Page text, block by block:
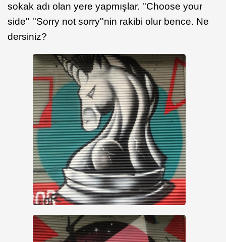
sokak adı olan yere yapmışlar. ''Choose your
side'' ''Sorry not sorry''nin rakibi olur bence. Ne
dersiniz?